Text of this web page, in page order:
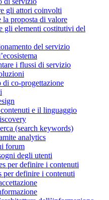
gli attori coinvolti
la proposta di valore
gli elementi costitutivi del
del servizio
i flussi di servizio
di co-progettazione
e il linguaggio
(search keywords)
analytics
forum
degli utenti
per definire i contenuti
per definire i contenuti